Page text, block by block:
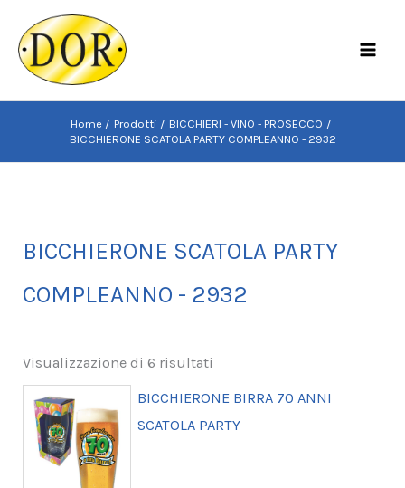
contenuto
Home Prodotti
BICCHIERI - VINO - PROSECCO
BICCHIERONE SCATOLA PARTY COMPLEANNO - 2932
BICCHIERONE SCATOLA PARTY
COMPLEANNO - 2932
Visualizzazione di 6 risultati
BICCHIERONE BIRRA 70 ANNI
SCATOLA PARTY